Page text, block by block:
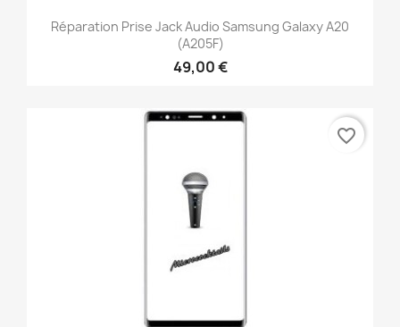
Réparation Prise Jack Audio Samsung Galaxy A20
(A205F)
49,00 €
favorite_border